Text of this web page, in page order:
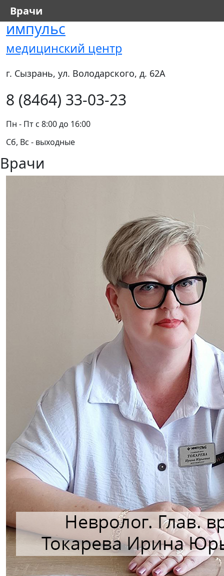
импульс
медицинский центр
г. Сызрань, ул. Володарского, д. 62А
8 (8464) 33-03-23
Пн - Пт с 8:00 до 16:00
Сб, Вс - выходные
Врачи
Врачи